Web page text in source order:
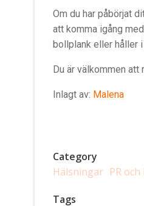
Om du har påbörjat
att komma igång
bollplank eller håller
Du är välkommen att
Inlagt av: Malena
Category
Hälsningar PR
Tags